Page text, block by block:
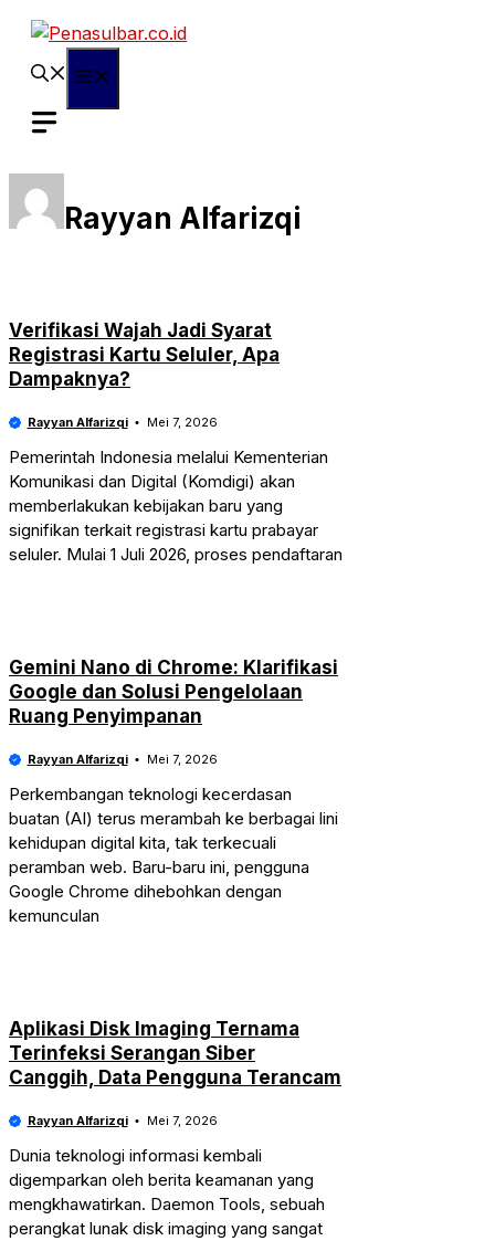
Langsung
Rayyan Alfarizqi
Verifikasi Wajah Jadi Syarat
Registrasi Kartu Seluler, Apa
Dampaknya?
Rayyan Alfarizqi Mei 7, 2026
Pemerintah Indonesia melalui Kementerian
Komunikasi dan Digital (Komdigi) akan
memberlakukan kebijakan baru yang
signifikan terkait registrasi kartu prabayar
seluler. Mulai 1 Juli 2026, proses pendaftaran
Gemini Nano di Chrome: Klarifikasi
Google dan Solusi Pengelolaan
Ruang Penyimpanan
Rayyan Alfarizqi Mei 7, 2026
Perkembangan teknologi kecerdasan
buatan (AI) terus merambah ke berbagai lini
kehidupan digital kita, tak terkecuali
peramban web. Baru-baru ini, pengguna
Google Chrome dihebohkan dengan
kemunculan
Aplikasi Disk Imaging Ternama
Terinfeksi Serangan Siber
Canggih, Data Pengguna Terancam
Rayyan Alfarizqi Mei 7, 2026
Dunia teknologi informasi kembali
digemparkan oleh berita keamanan yang
mengkhawatirkan. Daemon Tools, sebuah
perangkat lunak disk imaging yang sangat